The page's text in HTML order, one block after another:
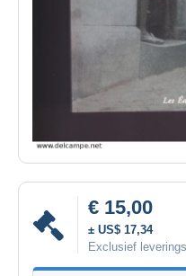
€ 15,00
± US$ 17,34
Exclusief